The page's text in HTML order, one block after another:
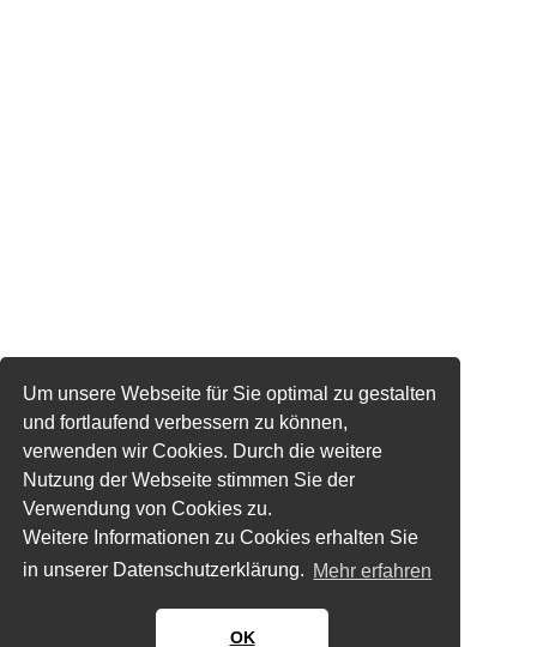
Um unsere Webseite für Sie optimal zu gestalten
und fortlaufend verbessern zu können,
verwenden wir Cookies. Durch die weitere
Nutzung der Webseite stimmen Sie der
Verwendung von Cookies zu.
Weitere Informationen zu Cookies erhalten Sie
in unserer Datenschutzerklärung. Mehr erfahren
OK